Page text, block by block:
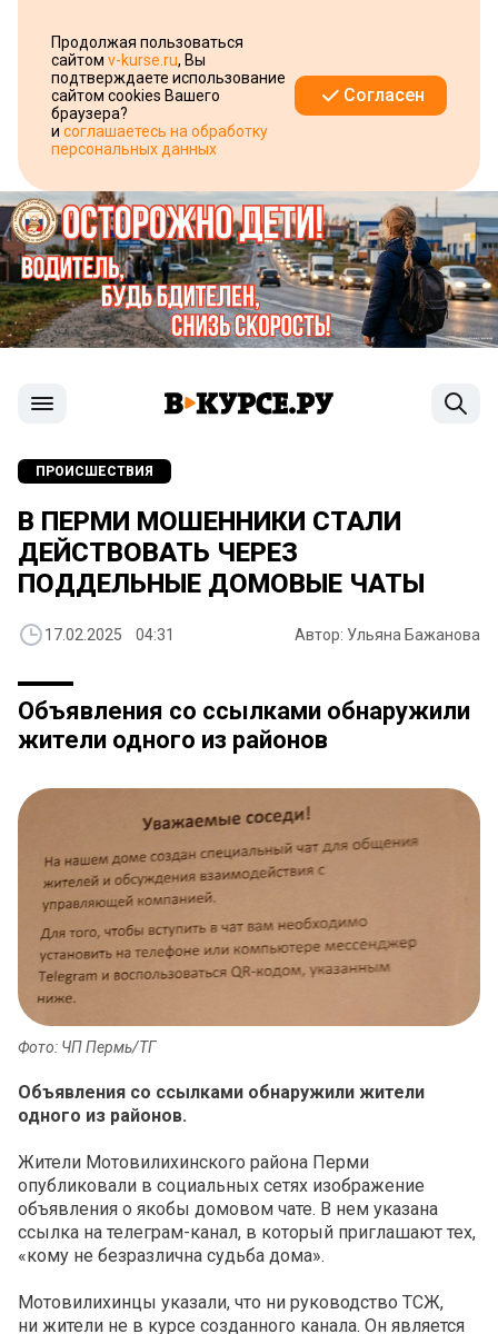
Продолжая пользоваться
сайтом v-kurse.ru, Вы
подтверждаете использование
сайтом cookies Вашего
браузера?
и соглашаетесь на обработку
персональных данных
Согласен
ПРОИСШЕСТВИЯ
В ПЕРМИ МОШЕННИКИ СТАЛИ
ДЕЙСТВОВАТЬ ЧЕРЕЗ
ПОДДЕЛЬНЫЕ ДОМОВЫЕ ЧАТЫ
17.02.2025 04:31 Автор: Ульяна Бажанова
Объявления со ссылками обнаружили
жители одного из районов
Фото: ЧП Пермь/ТГ
Объявления со ссылками обнаружили жители
одного из районов.
Жители Мотовилихинского района Перми
опубликовали в социальных сетях изображение
объявления о якобы домовом чате. В нем указана
ссылка на телеграм-канал, в который приглашают тех,
«кому не безразлична судьба дома».
Мотовилихинцы указали, что ни руководство ТСЖ,
ни жители не в курсе созданного канала. Он является